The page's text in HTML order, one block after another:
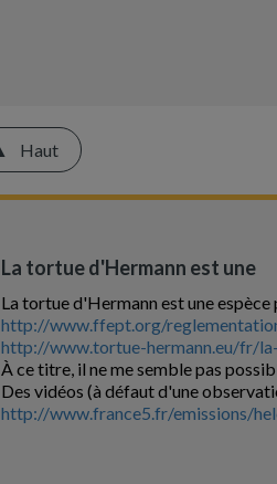
Haut
La tortue d'Hermann est une
La tortue d'Hermann est une espèce
http://www.ffept.org/
http://www.tortue-hermann.eu/fr/
À ce titre, il ne me semble pas
Des vidéos (à défaut d'une
http://www.france5.fr/emissions/